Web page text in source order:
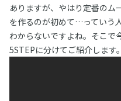
ありますが、やはり定番のム
を作るのが初めて…っていう
わからないですよね。そこで
5STEPに分けてご紹介します。